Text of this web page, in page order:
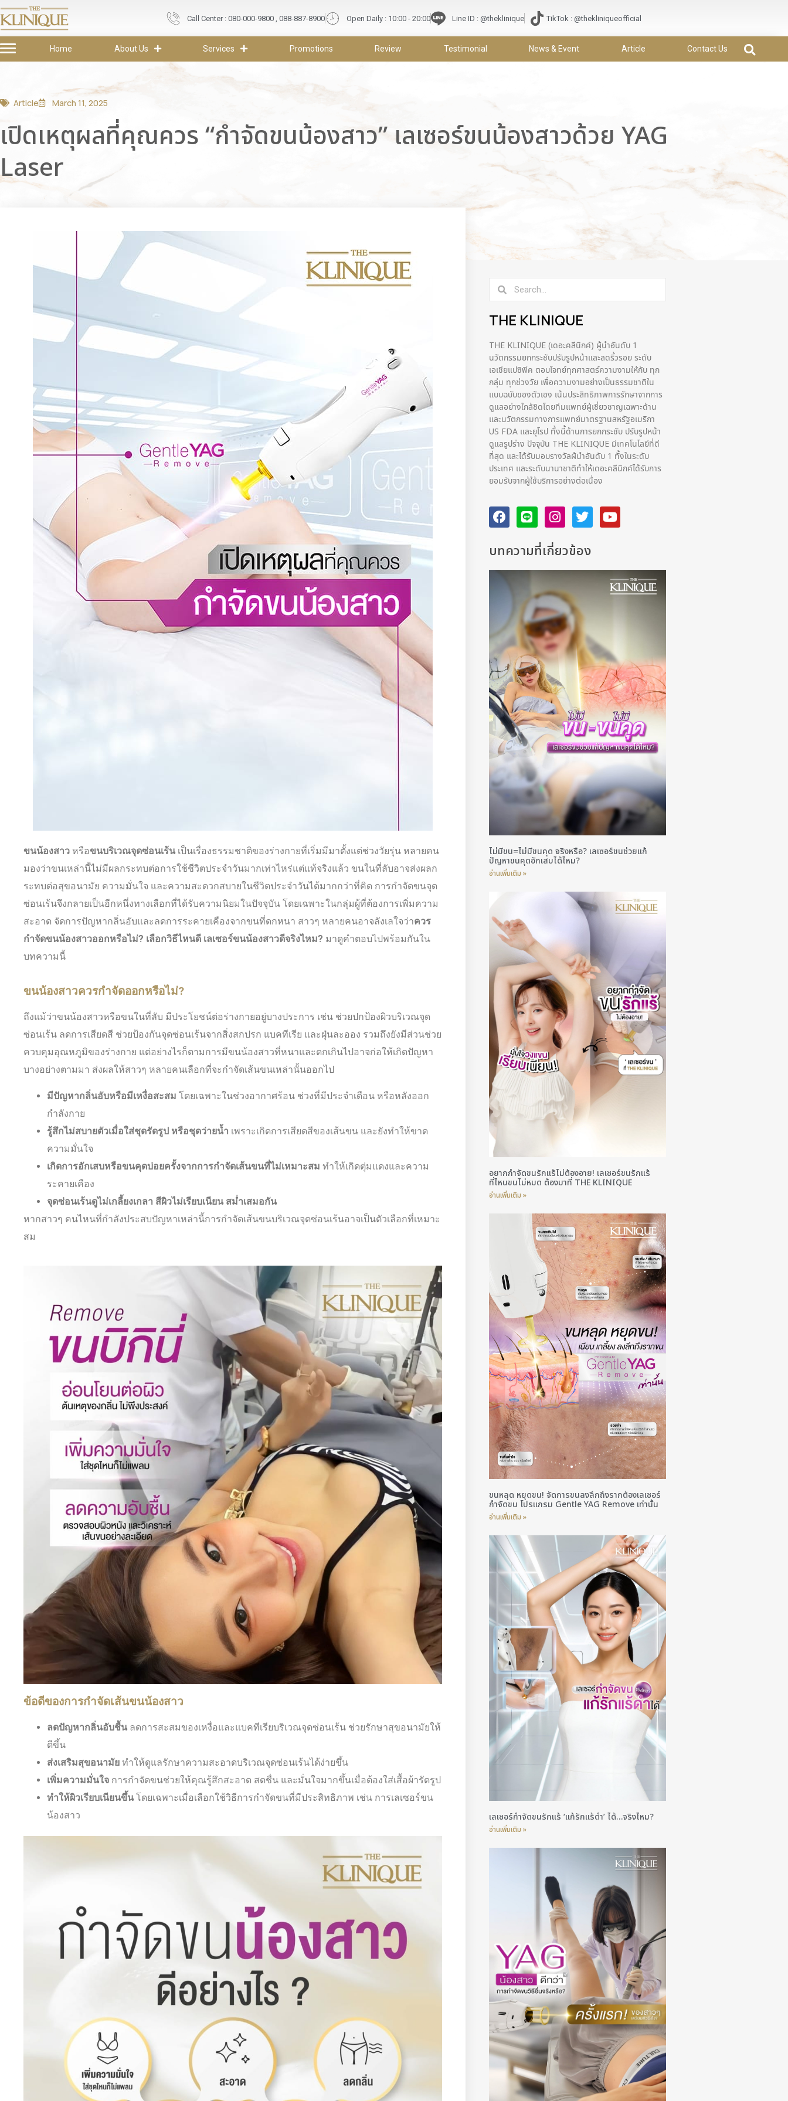
Call Center : 080-000-9800 , 088-887-8900 Open Daily : 10:00 - 20:00 Line ID : @theklinique TikTok : @thekliniqueofficial
Home About Us Services Promotions Review Testimonial News & Event Article Contact Us
Article March 11, 2025
เปิดเหตุผลที่คุณควร “กำจัดขนน้องสาว” เลเซอร์ขนน้องสาวด้วย YAG
Laser
ขนน้องสาว หรือขนบริเวณจุดซ่อนเร้น เป็นเรื่องธรรมชาติของร่างกายที่เริ่มมีมาตั้งแต่ช่วงวัยรุ่น หลายคน
มองว่าขนเหล่านี้ไม่มีผลกระทบต่อการใช้ชีวิตประจำวันมากเท่าไหร่แต่แท้จริงแล้ว ขนในที่ลับอาจส่งผลก
ระทบต่อสุขอนามัย ความมั่นใจ และความสะดวกสบายในชีวิตประจำวันได้มากกว่าที่คิด การกำจัดขนจุด
ซ่อนเร้นจึงกลายเป็นอีกหนึ่งทางเลือกที่ได้รับความนิยมในปัจจุบัน โดยเฉพาะในกลุ่มผู้ที่ต้องการเพิ่มความ
สะอาด จัดการปัญหากลิ่นอับและลดการระคายเคืองจากขนที่ดกหนา สาวๆ หลายคนอาจลังเลใจว่าควร
กำจัดขนน้องสาวออกหรือไม่? เลือกวิธีไหนดี เลเซอร์ขนน้องสาวดีจริงไหม? มาดูคำตอบไปพร้อมกันใน
บทความนี้
ขนน้องสาวควรกำจัดออกหรือไม่?
ถึงแม้ว่าขนน้องสาวหรือขนในที่ลับ มีประโยชน์ต่อร่างกายอยู่บางประการ เช่น ช่วยปกป้องผิวบริเวณจุด
ซ่อนเร้น ลดการเสียดสี ช่วยป้องกันจุดซ่อนเร้นจากสิ่งสกปรก แบคทีเรีย และฝุ่นละออง รวมถึงยังมีส่วนช่วย
ควบคุมอุณหภูมิของร่างกาย แต่อย่างไรก็ตามการมีขนน้องสาวที่หนาและดกเกินไปอาจก่อให้เกิดปัญหา
บางอย่างตามมา ส่งผลให้สาวๆ หลายคนเลือกที่จะกำจัดเส้นขนเหล่านั้นออกไป
มีปัญหากลิ่นอับหรือมีเหงื่อสะสม โดยเฉพาะในช่วงอากาศร้อน ช่วงที่มีประจำเดือน หรือหลังออก
กำลังกาย
รู้สึกไม่สบายตัวเมื่อใส่ชุดรัดรูป หรือชุดว่ายน้ำ เพราะเกิดการเสียดสีของเส้นขน และยังทำให้ขาด
ความมั่นใจ
เกิดการอักเสบหรือขนคุดบ่อยครั้งจากการกำจัดเส้นขนที่ไม่เหมาะสม ทำให้เกิดตุ่มแดงและความ
ระคายเคือง
จุดซ่อนเร้นดูไม่เกลี้ยงเกลา สีผิวไม่เรียบเนียน สม่ำเสมอกัน
หากสาวๆ คนไหนที่กำลังประสบปัญหาเหล่านี้การกำจัดเส้นขนบริเวณจุดซ่อนเร้นอาจเป็นตัวเลือกที่เหมาะ
สม
ข้อดีของการกำจัดเส้นขนน้องสาว
ลดปัญหากลิ่นอับชื้น ลดการสะสมของเหงื่อและแบคทีเรียบริเวณจุดซ่อนเร้น ช่วยรักษาสุขอนามัยให้
ดีขึ้น
ส่งเสริมสุขอนามัย ทำให้ดูแลรักษาความสะอาดบริเวณจุดซ่อนเร้นได้ง่ายขึ้น
เพิ่มความมั่นใจ การกำจัดขนช่วยให้คุณรู้สึกสะอาด สดชื่น และมั่นใจมากขึ้นเมื่อต้องใส่เสื้อผ้ารัดรูป
ทำให้ผิวเรียบเนียนขึ้น โดยเฉพาะเมื่อเลือกใช้วิธีการกำจัดขนที่มีประสิทธิภาพ เช่น การเลเซอร์ขน
น้องสาว
THE KLINIQUE
THE KLINIQUE (เดอะคลีนิกค์) ผู้นำอันดับ 1
นวัตกรรมยกกระชับปรับรูปหน้าและลดริ้วรอย ระดับ
เอเชียแปซิฟิค ตอบโจทย์ทุกศาสตร์ความงามให้กับ ทุก
กลุ่ม ทุกช่วงวัย เพื่อความงามอย่างเป็นธรรมชาติใน
แบบฉบับของตัวเอง เน้นประสิทธิภาพการรักษาจากการ
ดูแลอย่างใกล้ชิดโดยทีมแพทย์ผู้เชี่ยวชาญเฉพาะด้าน
และนวัตกรรมทางการแพทย์มาตรฐานสหรัฐอเมริกา
US FDA และยุโรป ทั้งนี้ด้านการยกกระชับ ปรับรูปหน้า
ดูแลรูปร่าง ปัจจุบัน THE KLINIQUE มีเทคโนโลยีที่ดี
ที่สุด และได้รับมอบรางวัลผ้นำอันดับ 1 ทั้งในระดับ
ประเทศ และระดับนานาชาติทําให้เดอะคลีนิกค์ได้รับการ
ยอมรับจากผู้ใช้บริการอย่างต่อเนื่อง
บทความที่เกี่ยวข้อง
ไม่มีขน=ไม่มีขนคุด จริงหรือ? เลเซอร์ขนช่วยแก้
ปัญหาขนคุดอักเสบได้ไหม?
อ่านเพิ่มเติม »
อยากกำจัดขนรักแร้ไม่ต้องอาย! เลเซอร์ขนรักแร้
ที่ไหนขนไม่หมด ต้องมาที่ THE KLINIQUE
อ่านเพิ่มเติม »
ขนหลุด หยุดขน! จัดการขนลงลึกถึงรากต้องเลเซอร์
กำจัดขน โปรแกรม Gentle YAG Remove เท่านั้น
อ่านเพิ่มเติม »
เลเซอร์กำจัดขนรักแร้ ‘แก้รักแร้ดำ’ ได้…จริงไหม?
อ่านเพิ่มเติม »